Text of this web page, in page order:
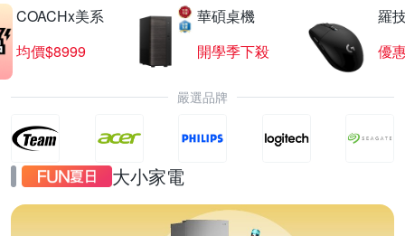
COACHx美系
均價$8999
華碩桌機
開學季下殺
羅
優
嚴選品牌
大小家電